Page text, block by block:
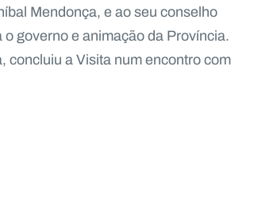
Mendonça, e ao seu conselho
governo e animação da Província.
concluiu a Visita num encontro com